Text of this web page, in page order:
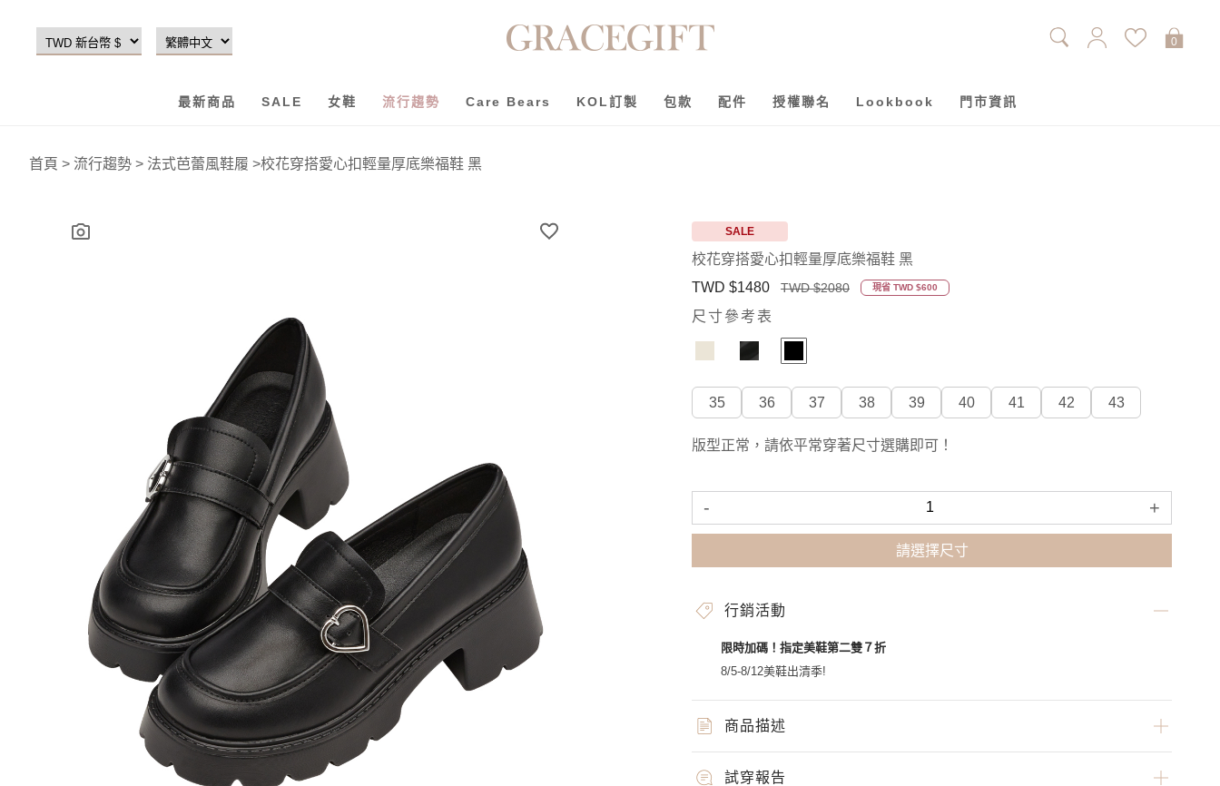
最新商品 SALE 女鞋 流行趨勢 Care Bears KOL訂製 包款 配件 授權聯名 Lookbook 門市資訊
首頁 > 流行趨勢 > 法式芭蕾風鞋履 >校花穿搭愛心扣輕量厚底樂福鞋 黑
SALE
校花穿搭愛心扣輕量厚底樂福鞋 黑
TWD $1480
TWD $2080 現省 TWD $600
尺寸參考表
35 36 37 38 39 40 41 42 43
版型正常，請依平常穿著尺寸選購即可！
- +
請選擇尺寸
行銷活動
限時加碼！指定美鞋第二雙７折
8/5-8/12美鞋出清季!
商品描述
試穿報告
0